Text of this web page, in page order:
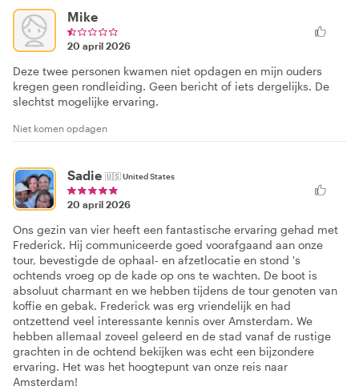
Mike
20 april 2026
Deze twee personen kwamen niet opdagen en mijn ouders
kregen geen rondleiding. Geen bericht of iets dergelijks. De
slechtst mogelijke ervaring.
Niet komen opdagen
Sadie 🇺🇸United States
20 april 2026
Ons gezin van vier heeft een fantastische ervaring gehad met
Frederick. Hij communiceerde goed voorafgaand aan onze
tour, bevestigde de ophaal- en afzetlocatie en stond 's
ochtends vroeg op de kade op ons te wachten. De boot is
absoluut charmant en we hebben tijdens de tour genoten van
koffie en gebak. Frederick was erg vriendelijk en had
ontzettend veel interessante kennis over Amsterdam. We
hebben allemaal zoveel geleerd en de stad vanaf de rustige
grachten in de ochtend bekijken was echt een bijzondere
ervaring. Het was het hoogtepunt van onze reis naar
Amsterdam!